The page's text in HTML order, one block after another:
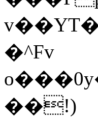
�^Fv
��!)